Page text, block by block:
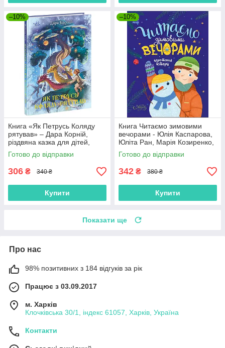
–10%
Книга «Як Петрусь Коляду
рятував» – Дара Корній,
різдвяна казка для дітей,
зимова історія, українська
книга (9786170979926)
Готово до відправки
306 ₴ 340 ₴
Купити
–10%
Книга Читаємо зимовими
вечорами - Юлія Каспарова,
Юліта Ран, Марія Козиренко,
Ганна Макуліна, Інна
Конопленко, Катерина
Тіхозора
Готово до відправки
342 ₴ 380 ₴
Купити
Показати ще
Про нас
98% позитивних з 184 відгуків за рік
Працює з 03.09.2017
м. Харків
Клочківська 30/1, індекс 61057, Харків, Україна
Контакти